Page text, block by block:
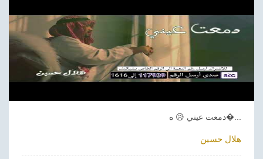
دمعت عيني 😥 ه�...
هلال حسين